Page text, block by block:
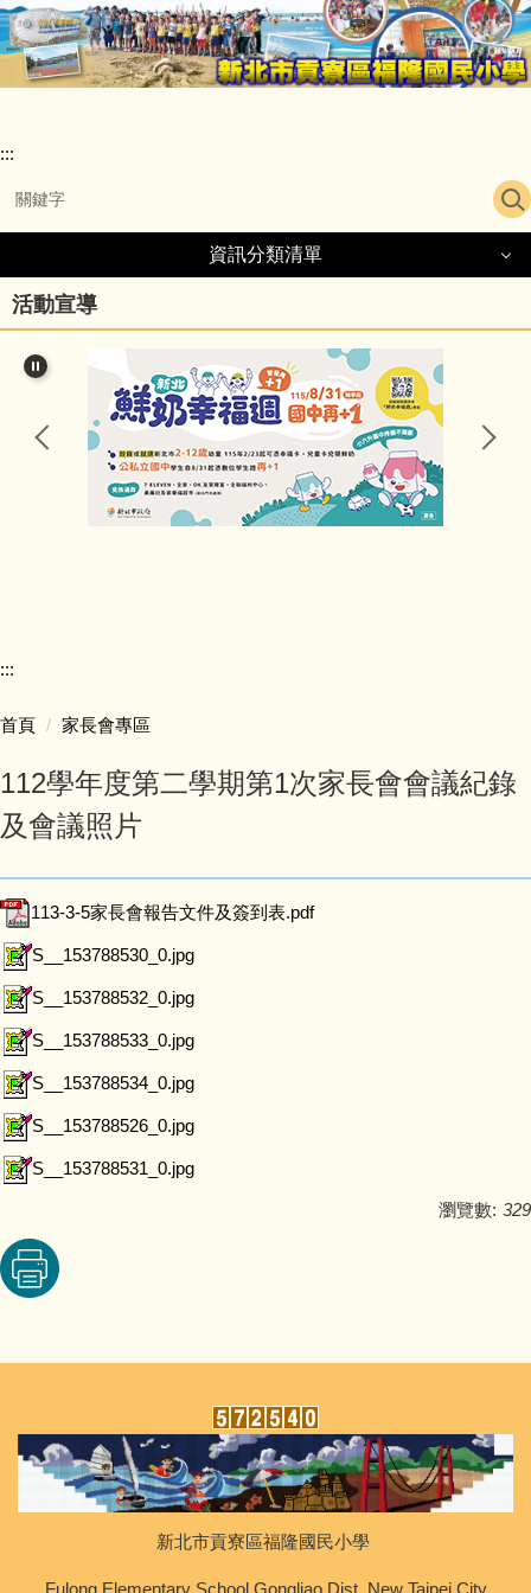
跳
到
主
容
:::
資訊分類清單
認識福隆國小
福隆願景
行政團隊
學校位置
學校教室配置圖
活動宣導
:::
首頁 家長會專區
112學年度第二學期第1次家長會會議紀錄
及會議照片
113-3-5家長會報告文件及簽到表.pdf
S__153788530_0.jpg
S__153788532_0.jpg
S__153788533_0.jpg
S__153788534_0.jpg
S__153788526_0.jpg
S__153788531_0.jpg
瀏覽數: 329
新北市貢寮區福隆國民小學
Fulong Elementary School,Gongliao Dist.,New Taipei City